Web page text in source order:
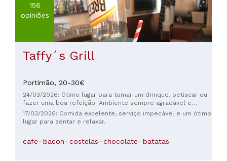
156
opiniões
Taffy´s Grill
Portimão, 20-30€
24/03/2026: Ótimo lugar para tomar um drinque, petiscar ou
fazer uma boa refeição. Ambiente sempre agradável e
funcionários super simpáticos! DICA: O assado de domingo é
delicioso com raiz-forte, hortelã e molho de cranberry 😋
Seu cachorro é bem-vindo 🐕
17/03/2026: Comida excelente, serviço impecável e um ótimo
lugar para sentar e relaxar.
cafe bacon costelas chocolate batatas